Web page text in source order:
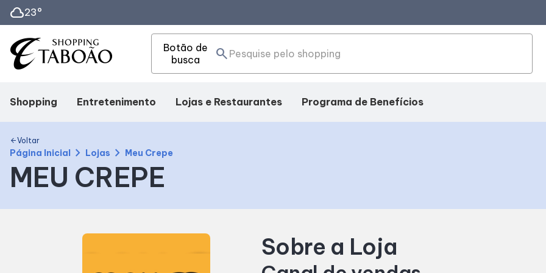
cloud23°
Botão de
busca
search
Shopping
Mapa interno
Facilidades
Como Chegar
Entretenimento
Eventos
Fique por Dentro
Lojas e Restaurantes
Delivery
Programa de Benefícios
arrow_backVoltar
Página Inicial chevron_right Lojas chevron_right Meu Crepe
MEU CREPE
Sobre a Loja